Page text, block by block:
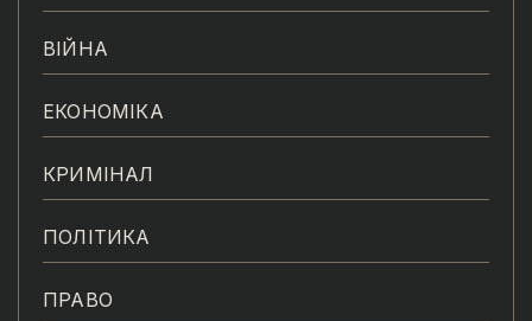
ВІЙНА
ЕКОНОМІКА
КРИМІНАЛ
ПОЛІТИКА
ПРАВО